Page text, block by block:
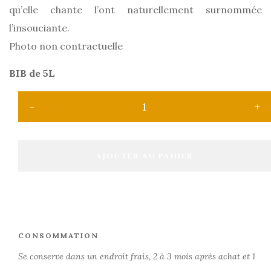
qu’elle chante l’ont naturellement surnommée
l’insouciante.
Photo non contractuelle
BIB de 5L
CONSOMMATION
Se conserve dans un endroit frais, 2 à 3 mois après achat et 1